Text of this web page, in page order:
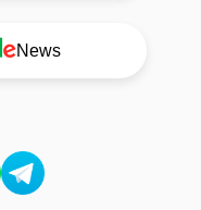
News